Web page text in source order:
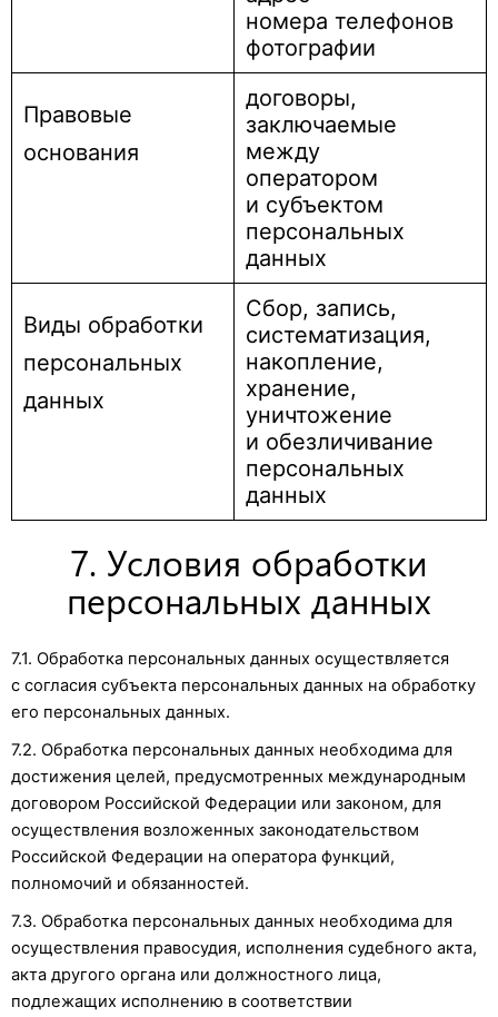
номера телефонов
фотографии
Правовые
основания
договоры,
заключаемые
между
оператором
и субъектом
персональных
данных
Виды обработки
персональных
данных
Сбор, запись,
систематизация,
накопление,
хранение,
уничтожение
и обезличивание
персональных
данных
7. Условия обработки
персональных данных
7.1. Обработка персональных данных осуществляется
с согласия субъекта персональных данных на обработку
его персональных данных.
7.2. Обработка персональных данных необходима для
достижения целей, предусмотренных международным
договором Российской Федерации или законом, для
осуществления возложенных законодательством
Российской Федерации на оператора функций,
полномочий и обязанностей.
7.3. Обработка персональных данных необходима для
осуществления правосудия, исполнения судебного акта,
акта другого органа или должностного лица,
подлежащих исполнению в соответствии